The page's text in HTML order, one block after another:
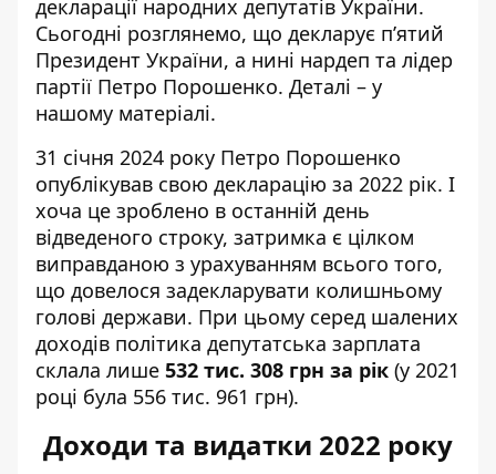
декларації народних депутатів України.
Сьогодні розглянемо, що декларує п’ятий
Президент України, а нині нардеп та лідер
партії Петро Порошенко. Деталі – у
нашому матеріалі.
31 січня 2024 року Петро Порошенко
опублікував свою декларацію за 2022 рік. І
хоча це зроблено в останній день
відведеного строку, затримка є цілком
виправданою з урахуванням всього того,
що довелося задекларувати колишньому
голові держави. При цьому серед шалених
доходів політика депутатська зарплата
склала лише 532 тис. 308 грн за рік (у 2021
році була 556 тис. 961 грн).
Доходи та видатки 2022 року